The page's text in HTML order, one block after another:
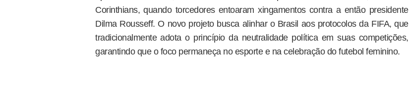
Corinthians, quando torcedores entoaram xingamentos contra a então presidente
Dilma Rousseff. O novo projeto busca alinhar o Brasil aos protocolos da FIFA, que
tradicionalmente adota o princípio da neutralidade política em suas competições,
garantindo que o foco permaneça no esporte e na celebração do futebol feminino.